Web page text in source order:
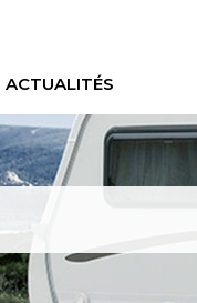
ACTUALITÉS